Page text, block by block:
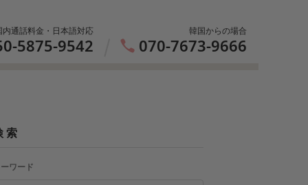
内通話料金・日本語対応
5875-9542
韓国からの場合
070-7673-9666
索
ワード